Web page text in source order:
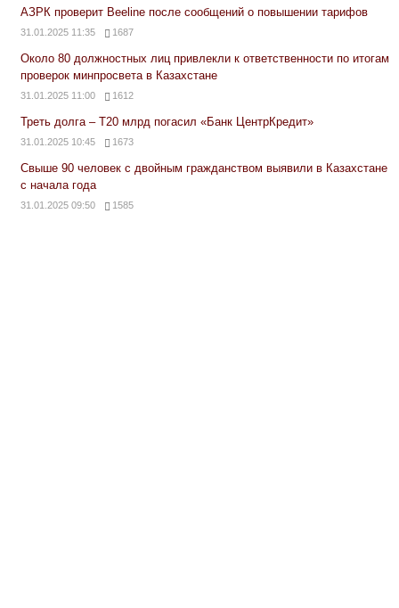
АЗРК проверит Beeline после сообщений о повышении тарифов
31.01.2025 11:35 1687
Около 80 должностных лиц привлекли к ответственности по итогам
проверок минпросвета в Казахстане
31.01.2025 11:00 1612
Треть долга – Т20 млрд погасил «Банк ЦентрКредит»
31.01.2025 10:45 1673
Свыше 90 человек с двойным гражданством выявили в Казахстане
с начала года
31.01.2025 09:50 1585